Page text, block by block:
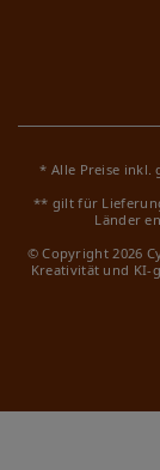
* Alle Preise inkl.
** gilt für
Länder
© Copyright 2026
Kreativität und KI-